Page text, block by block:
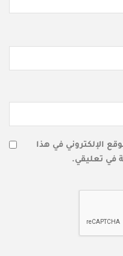
الإلكتروني في هذا
في تعليقي.